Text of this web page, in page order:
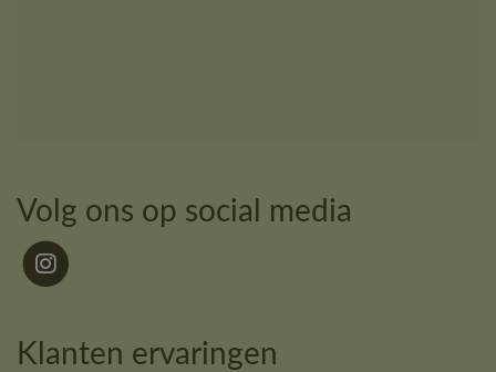
Volg ons op social media
Klanten ervaringen